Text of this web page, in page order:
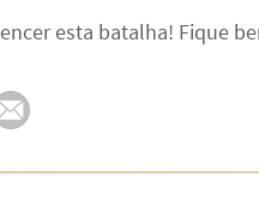
esta batalha! Fique